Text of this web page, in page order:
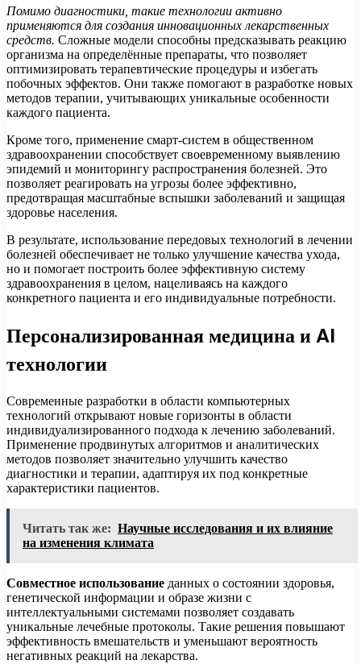
Помимо диагностики, такие технологии активно
применяются для создания инновационных лекарственных
средств. Сложные модели способны предсказывать реакцию
организма на определённые препараты, что позволяет
оптимизировать терапевтические процедуры и избегать
побочных эффектов. Они также помогают в разработке новых
методов терапии, учитывающих уникальные особенности
каждого пациента.
Кроме того, применение смарт-систем в общественном
здравоохранении способствует своевременному выявлению
эпидемий и мониторингу распространения болезней. Это
позволяет реагировать на угрозы более эффективно,
предотвращая масштабные вспышки заболеваний и защищая
здоровье населения.
В результате, использование передовых технологий в лечении
болезней обеспечивает не только улучшение качества ухода,
но и помогает построить более эффективную систему
здравоохранения в целом, нацеливаясь на каждого
конкретного пациента и его индивидуальные потребности.
Персонализированная медицина и AI
технологии
Современные разработки в области компьютерных
технологий открывают новые горизонты в области
индивидуализированного подхода к лечению заболеваний.
Применение продвинутых алгоритмов и аналитических
методов позволяет значительно улучшить качество
диагностики и терапии, адаптируя их под конкретные
характеристики пациентов.
Читать так же: Научные исследования и их влияние
на изменения климата
Совместное использование данных о состоянии здоровья,
генетической информации и образе жизни с
интеллектуальными системами позволяет создавать
уникальные лечебные протоколы. Такие решения повышают
эффективность вмешательств и уменьшают вероятность
негативных реакций на лекарства.